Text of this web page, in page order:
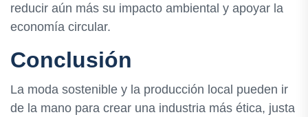
reducir aún más su impacto ambiental y apoyar la
economía circular.
Conclusión
La moda sostenible y la producción local pueden ir
de la mano para crear una industria más ética, justa